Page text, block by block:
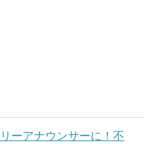
ーアナウンサーに！不